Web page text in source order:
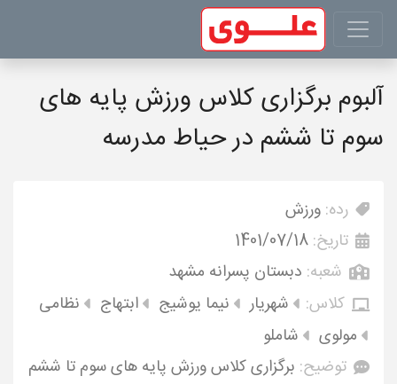
آلبوم برگزاری کلاس ورزش پایه های
سوم تا ششم در حیاط مدرسه
رده: ورزش
تاریخ: 1401/07/18
شعبه: دبستان پسرانه مشهد
کلاس:
شهریار نیما یوشیج ابتهاج
نظامی
مولوی
شاملو
توضیح: برگزاری کلاس ورزش پایه های سوم تا ششم